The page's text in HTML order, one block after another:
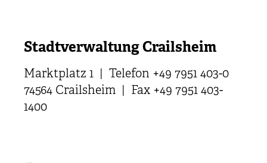
Stadtverwaltung Crailsheim
Marktplatz 1 | Telefon +49 7951 403-0
74564 Crailsheim | Fax +49 7951 403-
1400